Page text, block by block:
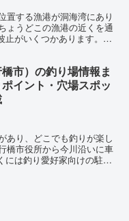
置する漁港が洞海湾にあり
ょうどこの漁港の近くを通
止がいくつかあります。テ
市）の釣り場情報ま
イント・穴場スポッ
あり、どこでも釣りが楽し
橋市役所から今川沿いに車
には釣り愛好家向けの駐車